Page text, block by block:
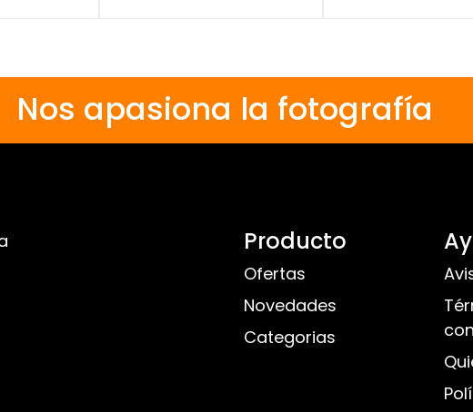
Nos apasiona la fotografía
Producto
Ofertas
Novedades
Categorias